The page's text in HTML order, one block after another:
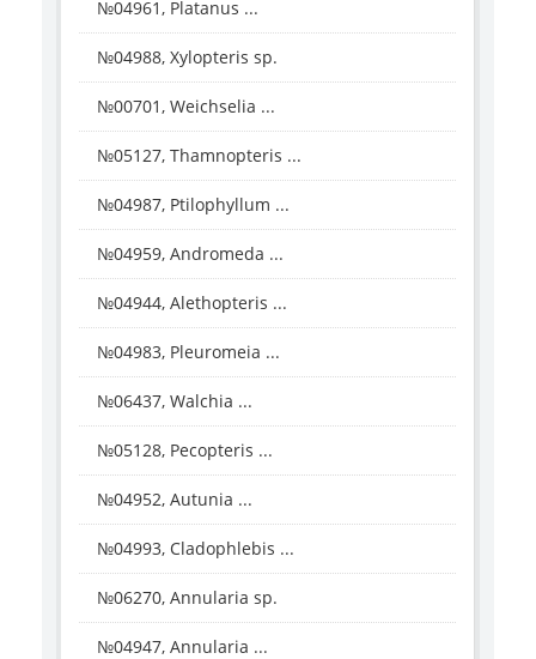
№04961, Platanus ...
№04988, Xylopteris sp.
№00701, Weichselia ...
№05127, Thamnopteris ...
№04987, Ptilophyllum ...
№04959, Andromeda ...
№04944, Alethopteris ...
№04983, Pleuromeia ...
№06437, Walchia ...
№05128, Pecopteris ...
№04952, Autunia ...
№04993, Cladophlebis ...
№06270, Annularia sp.
№04947, Annularia ...